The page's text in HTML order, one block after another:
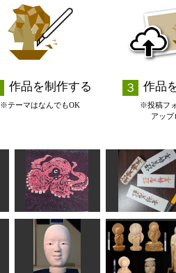
作品を制作する
※テーマはなんでもOK
作品
※投稿フ
アップ
タコちゃん 新年の挨拶